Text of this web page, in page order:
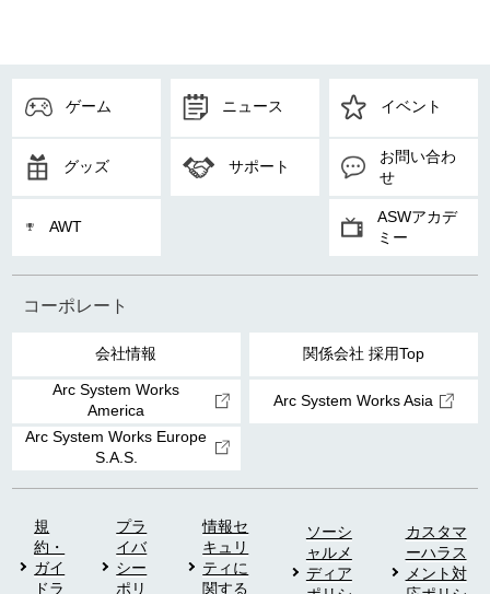
ゲーム ニュース イベント
グッズ サポート
お問い合わ
せ
AWT
ASWアカデ
ミー
コーポレート
会社情報 関係会社 採用Top
Arc System Works
America
Arc System Works Asia
Arc System Works Europe
S.A.S.
規
約・
ガイ
ドラ
プラ
イバ
シー
ポリ
情報セ
キュリ
ティに
関する
ソーシ
ャルメ
ディア
カスタマ
ーハラス
メント対